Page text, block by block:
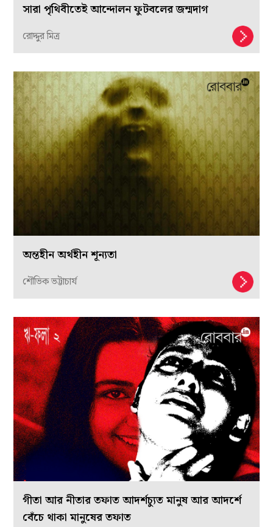
সারা পৃথিবীতেই আন্দোলন ফুটবলের জন্মদাগ
রোদ্দুর মিত্র
অন্তহীন অর্থহীন শূন্যতা
শৌভিক ভট্টাচার্য
গীতা আর নীতার তফাত আদর্শচ্যুত মানুষ আর আদর্শে
বেঁচে থাকা মানুষের তফাত